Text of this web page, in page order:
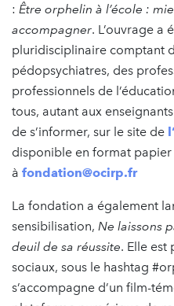
: Être orphelin à l’école :
accompagner. L’ouvrage a
pluridisciplinaire comptant
pédopsychiatres, des
professionnels de
tous, autant aux
de s’informer, sur le site de
disponible en format
à fondation@ocirp.fr
La fondation a également
sensibilisation, Ne laissons
deuil de sa réussite. Elle est
sociaux, sous le hashtag
s’accompagne d’un film-